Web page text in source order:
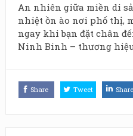
An nhiên giữa miền di
nhiệt ồn ào nơi phố thị,
ngay khi bạn đặt chân
Ninh Binh – thương hiệu
Share Tweet Share